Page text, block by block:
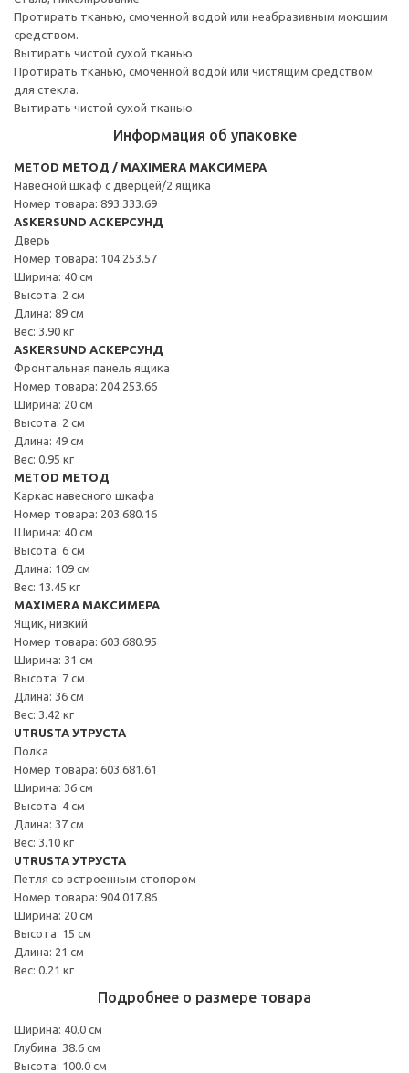
Протирать тканью, смоченной водой или неабразивным моющим
средством.
Вытирать чистой сухой тканью.
Протирать тканью, смоченной водой или чистящим средством
для стекла.
Вытирать чистой сухой тканью.
Информация об упаковке
METOD МЕТОД / MAXIMERA МАКСИМЕРА
Навесной шкаф с дверцей/2 ящика
Номер товара: 893.333.69
ASKERSUND АСКЕРСУНД
Дверь
Номер товара: 104.253.57
Ширина: 40 см
Высота: 2 см
Длина: 89 см
Вес: 3.90 кг
ASKERSUND АСКЕРСУНД
Фронтальная панель ящика
Номер товара: 204.253.66
Ширина: 20 см
Высота: 2 см
Длина: 49 см
Вес: 0.95 кг
METOD МЕТОД
Каркас навесного шкафа
Номер товара: 203.680.16
Ширина: 40 см
Высота: 6 см
Длина: 109 см
Вес: 13.45 кг
MAXIMERA МАКСИМЕРА
Ящик, низкий
Номер товара: 603.680.95
Ширина: 31 см
Высота: 7 см
Длина: 36 см
Вес: 3.42 кг
UTRUSTA УТРУСТА
Полка
Номер товара: 603.681.61
Ширина: 36 см
Высота: 4 см
Длина: 37 см
Вес: 3.10 кг
UTRUSTA УТРУСТА
Петля со встроенным стопором
Номер товара: 904.017.86
Ширина: 20 см
Высота: 15 см
Длина: 21 см
Вес: 0.21 кг
Подробнее о размере товара
Ширина: 40.0 см
Глубина: 38.6 см
Высота: 100.0 см